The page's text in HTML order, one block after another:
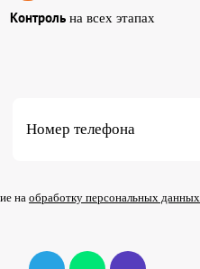
Контроль на всех этапах
Номер телефона
на обработку персональных данных